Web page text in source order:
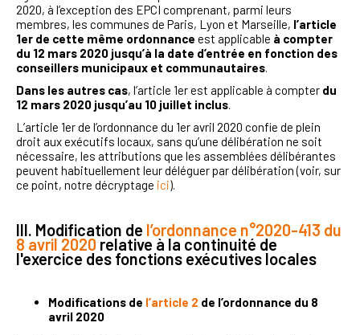
2020, à l’exception des EPCI comprenant, parmi leurs
membres, les communes de Paris, Lyon et Marseille, l’article
1er de cette même ordonnance est applicable à compter
du 12 mars 2020 jusqu’à la date d’entrée en fonction des
conseillers municipaux et communautaires.
Dans les autres cas, l’article 1er est applicable à compter du
12 mars 2020 jusqu’au 10 juillet inclus.
L’article 1er de l’ordonnance du 1er avril 2020 confie de plein
droit aux exécutifs locaux, sans qu’une délibération ne soit
nécessaire, les attributions que les assemblées délibérantes
peuvent habituellement leur déléguer par délibération (voir, sur
ce point, notre décryptage ici).
III. Modification de l’ordonnance n°2020-413 du
8 avril 2020 relative à la continuité de
l'exercice des fonctions exécutives locales
Modifications de l’article 2 de l’ordonnance du 8
avril 2020